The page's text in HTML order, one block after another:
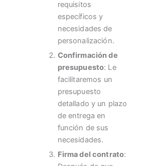
requisitos
específicos y
necesidades de
personalización.
Confirmación de
presupuesto: Le
facilitaremos un
presupuesto
detallado y un plazo
de entrega en
función de sus
necesidades.
Firma del contrato: